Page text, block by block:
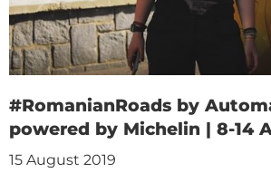
#RomanianRoads by
powered by Michelin | 8-14
15 August 2019